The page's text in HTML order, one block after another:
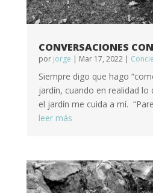
CONVERSACIONES
por jorge | Mar 17, 2022|
Siempre digo que hago
jardín, cuando en realidad
el jardín me cuida a mí.
leer más